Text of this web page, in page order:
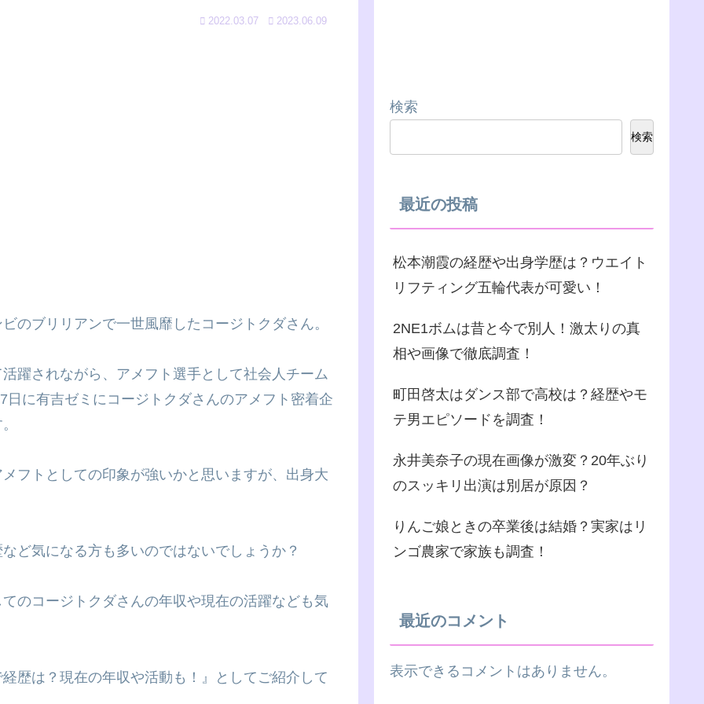
2022.03.07 2023.06.09
のブリリアンで一世風靡したコージトクダさん。
躍されながら、アメフト選手として社会人チーム
に有吉ゼミにコージトクダさんのアメフト密着企
フトとしての印象が強いかと思いますが、出身大
ど気になる方も多いのではないでしょうか？
のコージトクダさんの年収や現在の活躍なども気
歴は？現在の年収や活動も！』としてご紹介して
検索
検索
最近の投稿
松本潮霞の経歴や出身学歴は？ウエイト
リフティング五輪代表が可愛い！
2NE1ボムは昔と今で別人！激太りの真
相や画像で徹底調査！
町田啓太はダンス部で高校は？経歴やモ
テ男エピソードを調査！
永井美奈子の現在画像が激変？20年ぶり
のスッキリ出演は別居が原因？
りんご娘ときの卒業後は結婚？実家はリ
ンゴ農家で家族も調査！
最近のコメント
表示できるコメントはありません。